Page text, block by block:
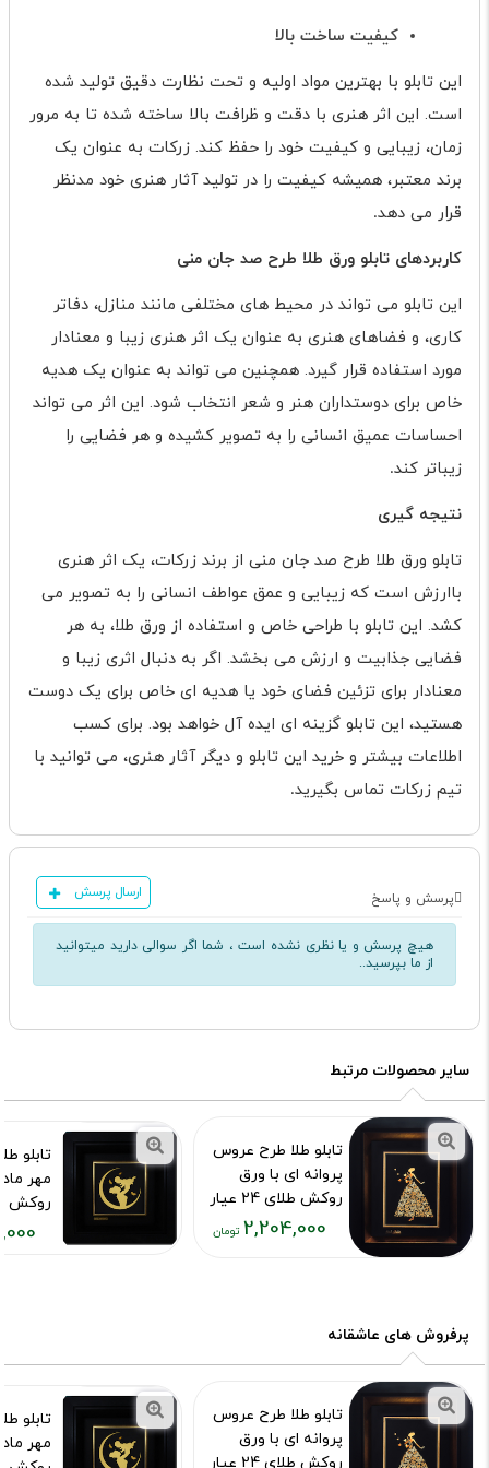
کیفیت ساخت بالا
این تابلو با بهترین مواد اولیه و تحت نظارت دقیق تولید شده
است. این اثر هنری با دقت و ظرافت بالا ساخته شده تا به مرور
زمان، زیبایی و کیفیت خود را حفظ کند. زرکات به عنوان یک
برند معتبر، همیشه کیفیت را در تولید آثار هنری خود مدنظر
قرار می دهد.
کاربردهای تابلو ورق طلا طرح صد جان منی
این تابلو می تواند در محیط های مختلفی مانند منازل، دفاتر
کاری، و فضاهای هنری به عنوان یک اثر هنری زیبا و معنادار
مورد استفاده قرار گیرد. همچنین می تواند به عنوان یک هدیه
خاص برای دوستداران هنر و شعر انتخاب شود. این اثر می تواند
احساسات عمیق انسانی را به تصویر کشیده و هر فضایی را
زیباتر کند.
نتیجه گیری
تابلو ورق طلا طرح صد جان منی از برند زرکات، یک اثر هنری
باارزش است که زیبایی و عمق عواطف انسانی را به تصویر می
کشد. این تابلو با طراحی خاص و استفاده از ورق طلا، به هر
فضایی جذابیت و ارزش می بخشد. اگر به دنبال اثری زیبا و
معنادار برای تزئین فضای خود یا هدیه ای خاص برای یک دوست
هستید، این تابلو گزینه ای ایده آل خواهد بود. برای کسب
اطلاعات بیشتر و خرید این تابلو و دیگر آثار هنری، می توانید با
تیم زرکات تماس بگیرید.
پرسش و پاسخ ارسال پرسش
هیچ پرسش و یا نظری نشده است ، شما اگر سوالی دارید میتوانید
از ما بپرسید..
سایر محصولات مرتبط
تابلو طلا طرح عروس
پروانه ای با ورق
روکش طلای 24 عیار
کد محصول :7467
2,204,000
تومان
تابلو
مهر
روکش
کد محصول
پرفروش های عاشقانه
تابلو طلا طرح عروس
پروانه ای با ورق
روکش طلای 24 عیار
تابلو
مهر